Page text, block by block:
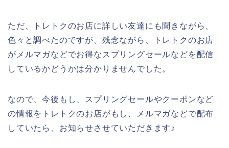
ただ、トレトクのお店に詳しい友達にも聞きながら、
色々と調べたのですが、残念ながら、トレトクのお店
がメルマガなどでお得なスプリングセールなどを配信
しているかどうかは分かりませんでした。
なので、今後もし、スプリングセールやクーポンなど
の情報をトレトクのお店がもし、メルマガなどで配布
していたら、お知らせさせていただきます♪